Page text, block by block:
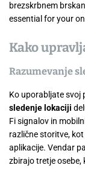
brezskrbnem
essential for your
Kako
Razumevanje
Ko uporabljate svoj
sledenje lokaciji
Fi signalov in
različne storitve,
aplikacije. Vendar
zbirajo tretje osebe,